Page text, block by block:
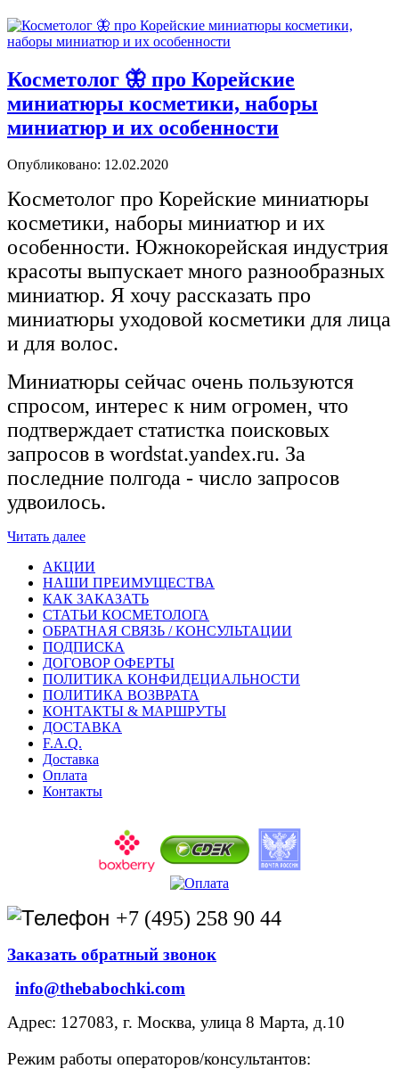
Косметолог 🦋 про Корейские
миниатюры косметики, наборы
миниатюр и их особенности
Опубликовано: 12.02.2020
Косметолог про Корейские миниатюры
косметики, наборы миниатюр и их
особенности. Южнокорейская индустрия
красоты выпускает много разнообразных
миниатюр. Я хочу рассказать про
миниатюры уходовой косметики для лица
и для волос.
Миниатюры сейчас очень пользуются
спросом, интерес к ним огромен, что
подтверждает статистка поисковых
запросов в wordstat.yandex.ru. За
последние полгода - число запросов
удвоилось.
Читать далее
АКЦИИ
НАШИ ПРЕИМУЩЕСТВА
КАК ЗАКАЗАТЬ
СТАТЬИ КОСМЕТОЛОГА
ОБРАТНАЯ СВЯЗЬ / КОНСУЛЬТАЦИИ
ПОДПИСКА
ДОГОВОР ОФЕРТЫ
ПОЛИТИКА КОНФИДЕЦИАЛЬНОСТИ
ПОЛИТИКА ВОЗВРАТА
КОНТАКТЫ & МАРШРУТЫ
ДОСТАВКА
F.A.Q.
Доставка
Оплата
Контакты
+7 (495) 258 90 44
Заказать обратный звонок
info@thebabochki.com
Адрес: 127083, г. Москва, улица 8 Марта, д.10
Режим работы операторов/консультантов: